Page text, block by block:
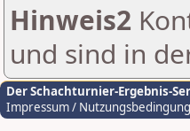
Hinweis2
und sind in
Der Schachturnier-Ergebnis-
Impressum /